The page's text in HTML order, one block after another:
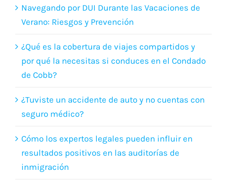
Navegando por DUI Durante las Vacaciones de
Verano: Riesgos y Prevención
¿Qué es la cobertura de viajes compartidos y
por qué la necesitas si conduces en el Condado
de Cobb?
¿Tuviste un accidente de auto y no cuentas con
seguro médico?
Cómo los expertos legales pueden influir en
resultados positivos en las auditorías de
inmigración